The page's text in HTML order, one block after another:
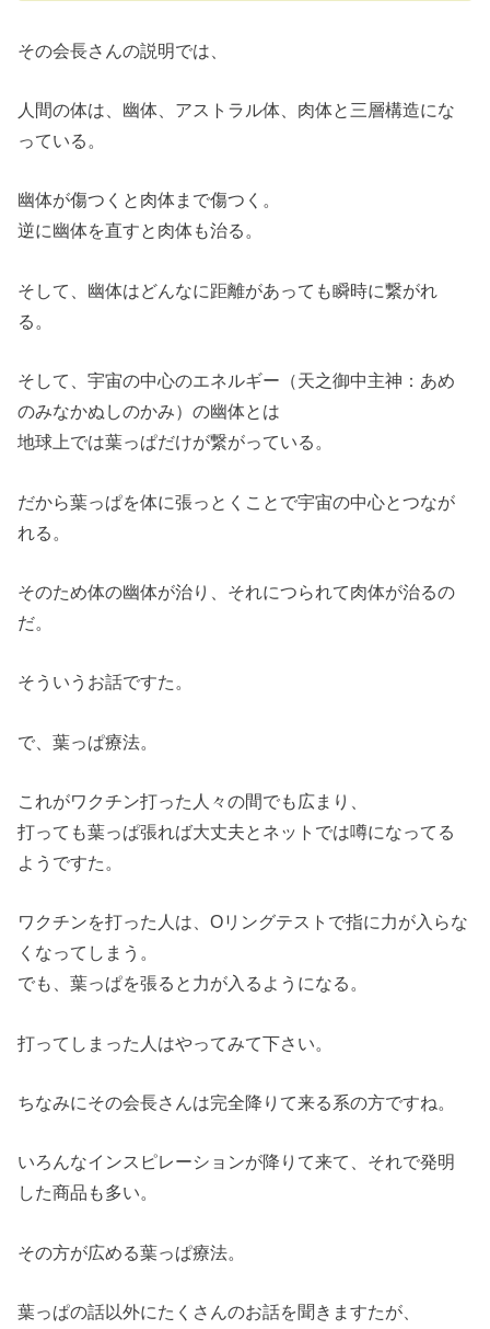
その会長さんの説明では、
人間の体は、幽体、アストラル体、肉体と三層構造にな
っている。
幽体が傷つくと肉体まで傷つく。
逆に幽体を直すと肉体も治る。
そして、幽体はどんなに距離があっても瞬時に繋がれ
る。
そして、宇宙の中心のエネルギー（天之御中主神：あめ
のみなかぬしのかみ）の幽体とは
地球上では葉っぱだけが繋がっている。
だから葉っぱを体に張っとくことで宇宙の中心とつなが
れる。
そのため体の幽体が治り、それにつられて肉体が治るの
だ。
そういうお話ですた。
で、葉っぱ療法。
これがワクチン打った人々の間でも広まり、
打っても葉っぱ張れば大丈夫とネットでは噂になってる
ようですた。
ワクチンを打った人は、Оリングテストで指に力が入らな
くなってしまう。
でも、葉っぱを張ると力が入るようになる。
打ってしまった人はやってみて下さい。
ちなみにその会長さんは完全降りて来る系の方ですね。
いろんなインスピレーションが降りて来て、それで発明
した商品も多い。
その方が広める葉っぱ療法。
葉っぱの話以外にたくさんのお話を聞きますたが、